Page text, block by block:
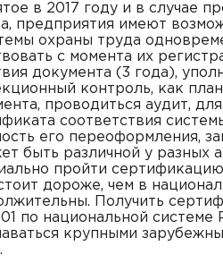
в 2017 году и в случае
предприятия имеют
охраны труда
с момента их
документа (3 года),
контроль, как
проводиться аудит,
соответствия
его переоформления,
быть различной у разных
пройти
дороже, чем в
Получить
по национальной
крупными